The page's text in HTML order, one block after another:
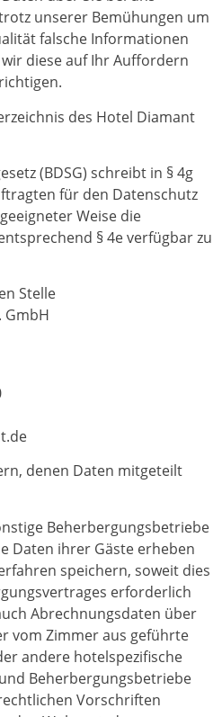
unserer Bemühungen um
falsche Informationen
diese auf Ihr Auffordern
des Hotel Diamant
(BDSG) schreibt in § 4g
für den Datenschutz
Weise die
§ 4e verfügbar zu
Stelle
GmbH
denen Daten mitgeteilt
Beherbergungsbetriebe
Daten ihrer Gäste erheben
speichern, soweit dies
erforderlich
Abrechnungsdaten über
vom Zimmer aus geführte
andere hotelspezifische
Beherbergungsbetriebe
Vorschriften